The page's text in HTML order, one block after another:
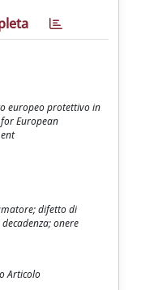
europeo protettivo in
European
difetto di
onere
Articolo